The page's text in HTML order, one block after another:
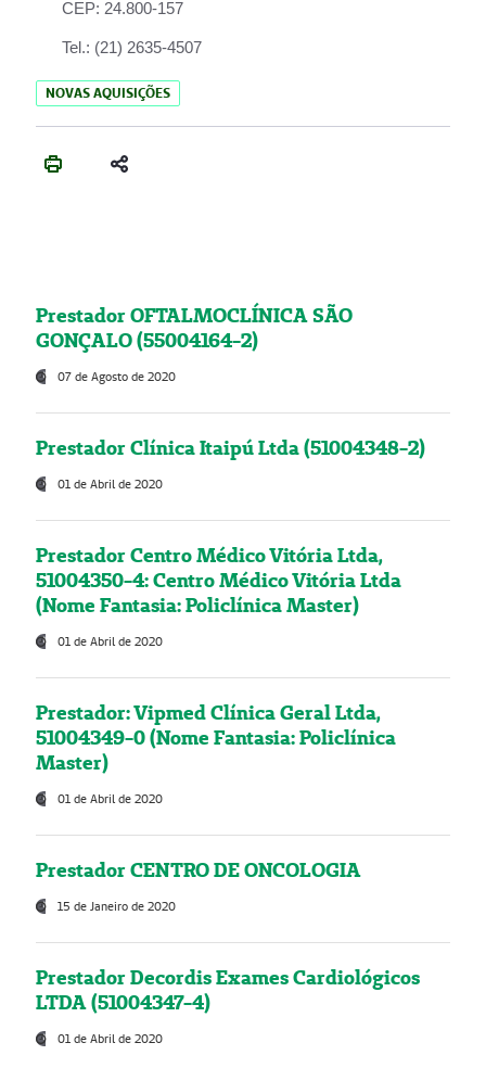
CEP: 24.800-157
Tel.: (21) 2635-4507
NOVAS AQUISIÇÕES
Prestador OFTALMOCLÍNICA SÃO
GONÇALO (55004164-2)
07 de Agosto de 2020
Prestador Clínica Itaipú Ltda (51004348-2)
01 de Abril de 2020
Prestador Centro Médico Vitória Ltda,
51004350-4: Centro Médico Vitória Ltda
(Nome Fantasia: Policlínica Master)
01 de Abril de 2020
Prestador: Vipmed Clínica Geral Ltda,
51004349-0 (Nome Fantasia: Policlínica
Master)
01 de Abril de 2020
Prestador CENTRO DE ONCOLOGIA
15 de Janeiro de 2020
Prestador Decordis Exames Cardiológicos
LTDA (51004347-4)
01 de Abril de 2020